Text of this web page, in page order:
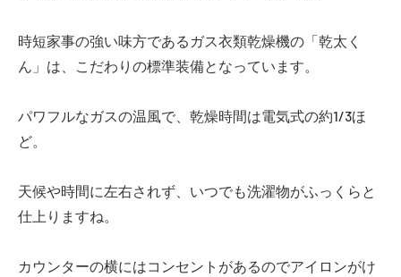
時短家事の強い味方であるガス衣類乾燥機の「乾太く
ん」は、こだわりの標準装備となっています。
パワフルなガスの温風で、乾燥時間は電気式の約1/3ほ
ど。
天候や時間に左右されず、いつでも洗濯物がふっくらと
仕上りますね。
カウンターの横にはコンセントがあるのでアイロンがけ